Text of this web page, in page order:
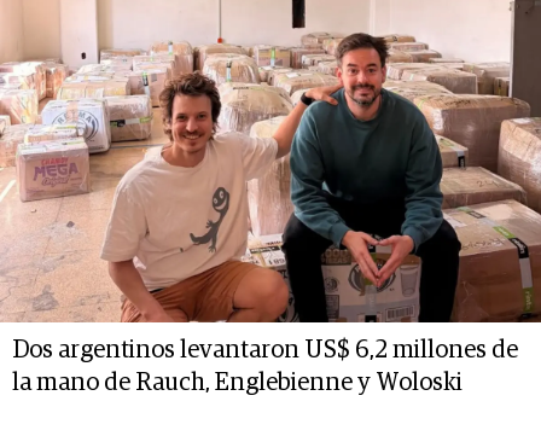
Dos argentinos levantaron US$ 6,2 millones de
la mano de Rauch, Englebienne y Woloski